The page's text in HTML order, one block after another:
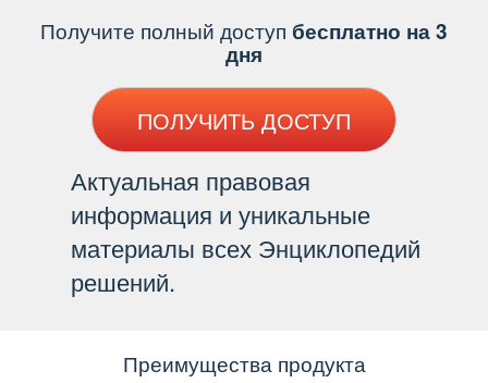
Получите полный доступ есплатно на 3
дня
ПОЛУЧИТЬ ДОСТУП
Актуальная правовая
информация и уникальные
материалы всех Энциклопедий
решений.
Преимущества продукта